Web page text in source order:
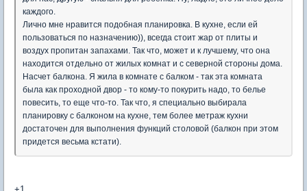
каждого.
Лично мне нравится подобная планировка. В кухне, если ей
пользоваться по назначению)), всегда стоит жар от плиты и
воздух пропитан запахами. Так что, может и к лучшему, что она
находится отдельно от жилых комнат и с северной стороны дома.
Насчет балкона. Я жила в комнате с балком - так эта комната
была как проходной двор - то кому-то покурить надо, то белье
повесить, то еще что-то. Так что, я специально выбирала
планировку с балконом на кухне, тем более метраж кухни
достаточен для выполнения функций столовой (балкон при этом
придется весьма кстати).